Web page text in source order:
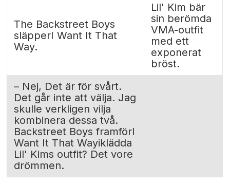
The Backstreet Boys
släpperI Want It That
Way.
Lil' Kim bär
sin berömda
VMA-outfit
med ett
exponerat
bröst.
– Nej, Det är för svårt.
Det går inte att välja. Jag
skulle verkligen vilja
kombinera dessa två.
Backstreet Boys framförI
Want It That Wayiklädda
Lil' Kims outfit? Det vore
drömmen.